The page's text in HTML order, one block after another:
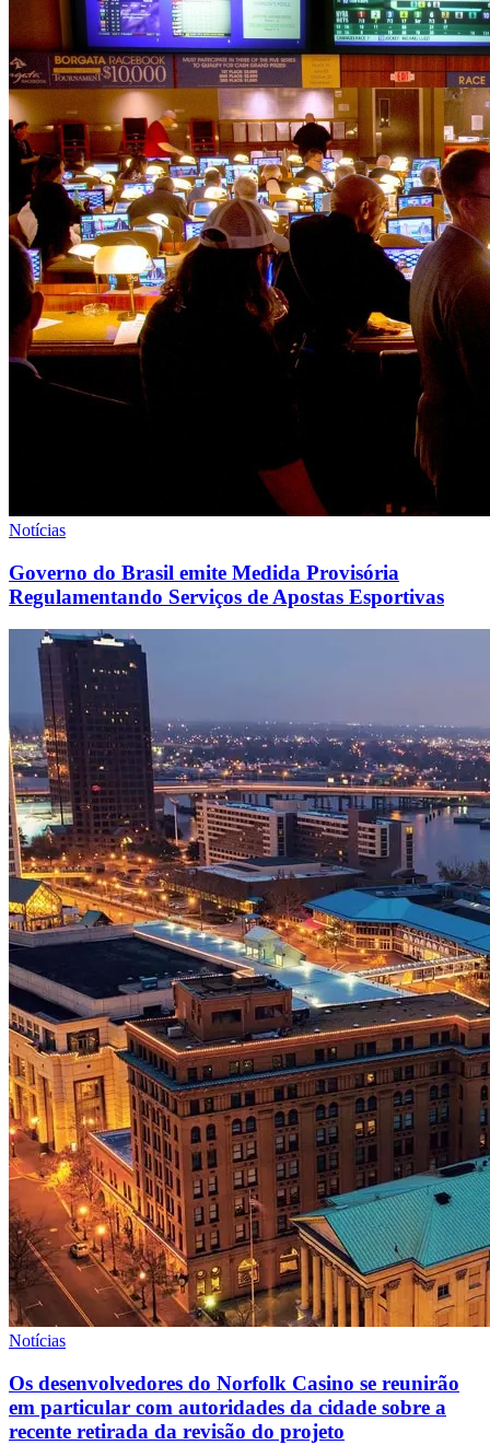
Notícias
Governo do Brasil emite Medida Provisória
Regulamentando Serviços de Apostas Esportivas
Notícias
Os desenvolvedores do Norfolk Casino se reunirão
em particular com autoridades da cidade sobre a
recente retirada da revisão do projeto